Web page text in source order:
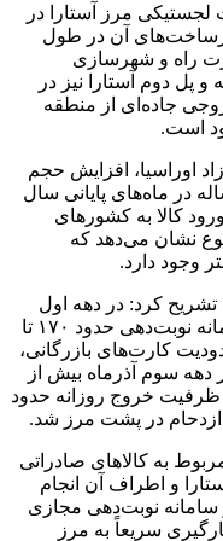
مرز آستارا در
آن در طول
راه و شهرسازی
پل دوم آستارا نیز در
خروجی جاده‌ای از منطقه
است.
اوراسیا، افزایش حجم
در ماه‌های پایانی سال
کالا به کشورهای
نشان می‌دهد که
وجود دارد.
تشریح کرد: در دهه اول
آذرماه، میانگین ورودی کامیون‌ها به سامانه نوبت‌دهی حدود ۱۷۰ تا
کارت‌های بازرگانی،
رسید و در دهه سوم آذرماه بیش از
ظرفیت خروج روزانه حدود
به کالاهای صادراتی
و اطراف آن انجام
سامانه نوبت‌دهی مجازی
سریعاً به مرز